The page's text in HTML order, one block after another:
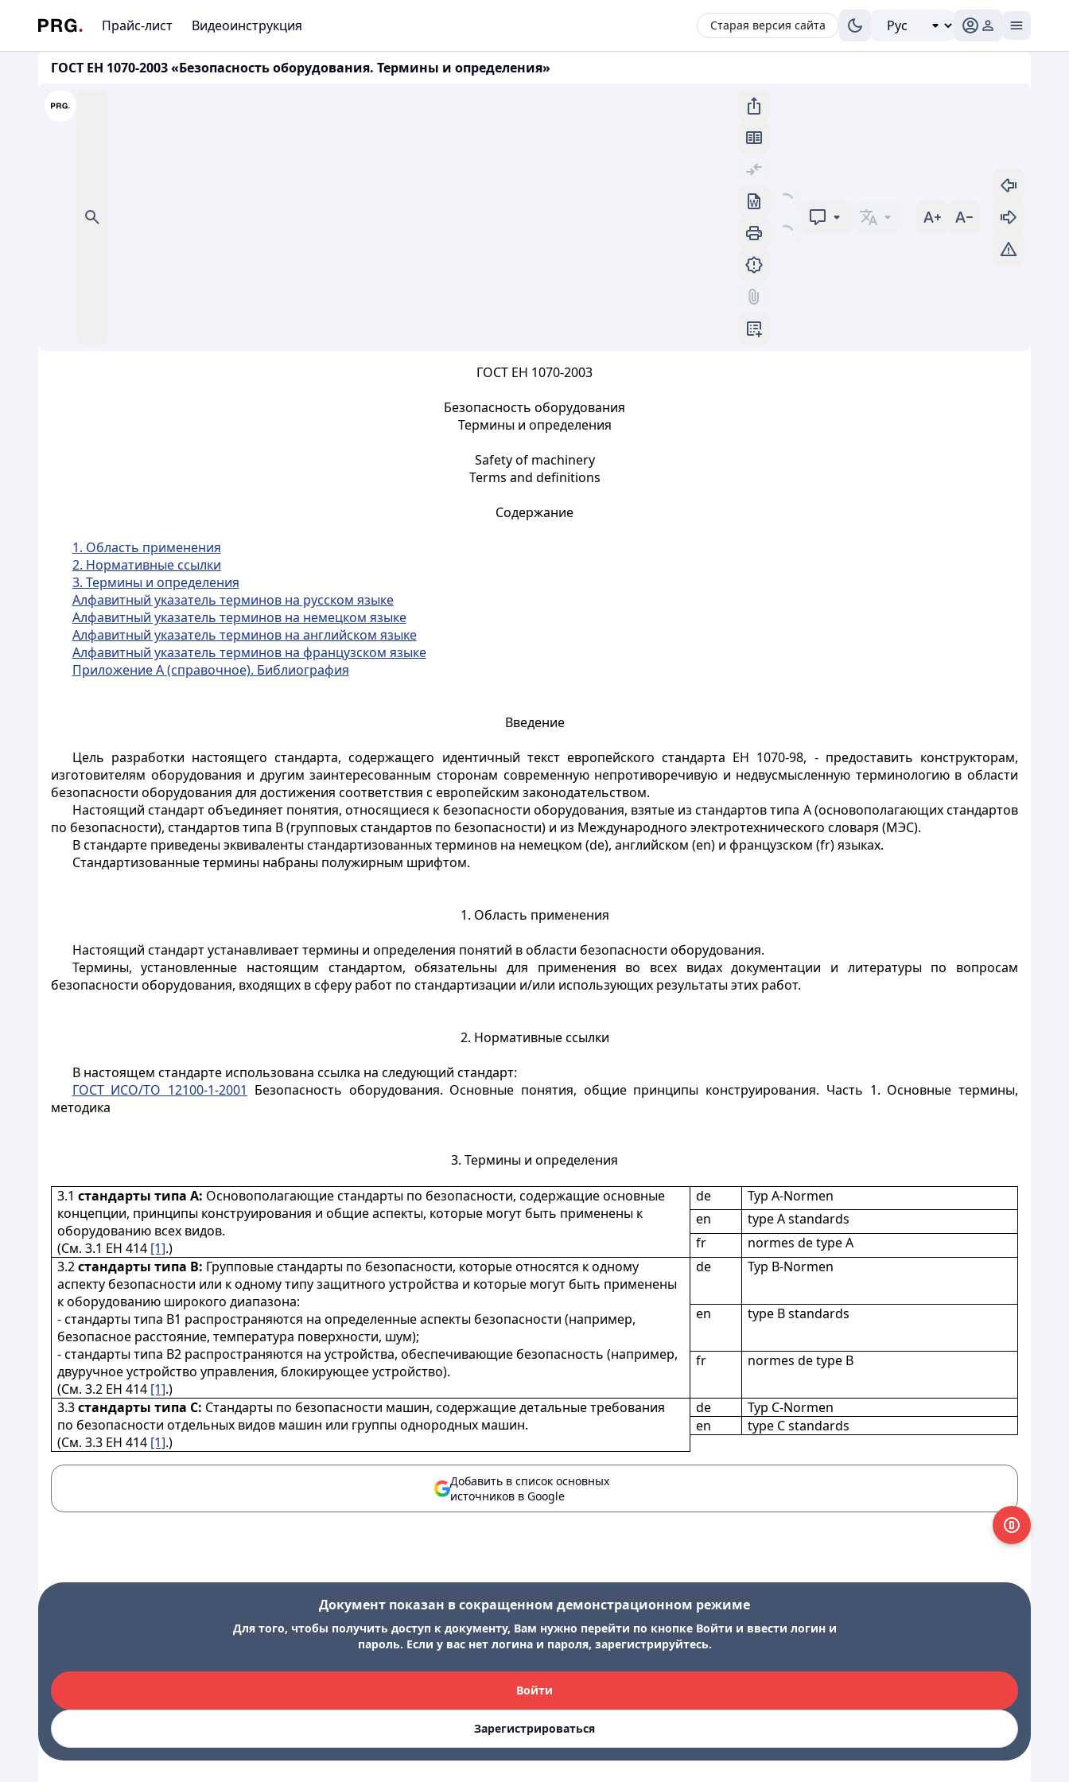
Прайс-лист Видеоинструкция Старая версия сайта
ГОСТ ЕН 1070-2003 «Безопасность оборудования. Термины и определения»
ГОСТ ЕН 1070-2003
Безопасность оборудования
Термины и определения
Safety of machinery
Terms and definitions
Содержание
1. Область применения
2. Нормативные ссылки
3. Термины и определения
Алфавитный указатель терминов на русском языке
Алфавитный указатель терминов на немецком языке
Алфавитный указатель терминов на английском языке
Алфавитный указатель терминов на французском языке
Приложение А (справочное). Библиография
Введение
Цель разработки настоящего стандарта, содержащего идентичный текст европейского стандарта ЕН 1070-98, - предоставить конструкторам,
изготовителям оборудования и другим заинтересованным сторонам современную непротиворечивую и недвусмысленную терминологию в области
безопасности оборудования для достижения соответствия с европейским законодательством.
Настоящий стандарт объединяет понятия, относящиеся к безопасности оборудования, взятые из стандартов типа А (основополагающих стандартов
по безопасности), стандартов типа В (групповых стандартов по безопасности) и из Международного электротехнического словаря (МЭС).
В стандарте приведены эквиваленты стандартизованных терминов на немецком (de), английском (en) и французском (fr) языках.
Стандартизованные термины набраны полужирным шрифтом.
1. Область применения
Настоящий стандарт устанавливает термины и определения понятий в области безопасности оборудования.
Термины, установленные настоящим стандартом, обязательны для применения во всех видах документации и литературы по вопросам
безопасности оборудования, входящих в сферу работ по стандартизации и/или использующих результаты этих работ.
2. Нормативные ссылки
В настоящем стандарте использована ссылка на следующий стандарт:
ГОСТ ИСО/ТО 12100-1-2001 Безопасность оборудования. Основные понятия, общие принципы конструирования. Часть 1. Основные термины,
методика
3. Термины и определения
3.1стандарты типа А: Основополагающие стандарты по безопасности, содержащие основные
концепции, принципы конструирования и общие аспекты, которые могут быть применены к
оборудованию всех видов.
(См. 3.1 ЕН 414 [1].)
de
Тур A-Normen
en
type A standards
fr
normes de type A
3.2стандарты типа В: Групповые стандарты по безопасности, которые относятся к одному
аспекту безопасности или к одному типу защитного устройства и которые могут быть применены
к оборудованию широкого диапазона:
- стандарты типа В1 распространяются на определенные аспекты безопасности (например,
безопасное расстояние, температура поверхности, шум);
- стандарты типа В2 распространяются на устройства, обеспечивающие безопасность (например,
двуручное устройство управления, блокирующее устройство).
(См. 3.2 ЕН 414 [1].)
de Тур B-Normen
en type В standards
fr normes de type В
3.3стандарты типа С: Стандарты по безопасности машин, содержащие детальные требования
по безопасности отдельных видов машин или группы однородных машин.
(См. 3.3 ЕН 414 [1].)
de
Тур C-Normen
en
type С standards
Добавить в список основных
источников в Google
Документ показан в сокращенном демонстрационном режиме
Для того, чтобы получить доступ к документу, Вам нужно перейти по кнопке Войти и ввести логин и
пароль. Если у вас нет логина и пароля, зарегистрируйтесь.
Войти
Зарегистрироваться